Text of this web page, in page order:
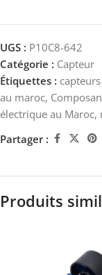
UGS : P10C8-642
Catégorie : Capteur
Étiquettes :
au maroc,
électrique au Maroc,
Partager :
Produits